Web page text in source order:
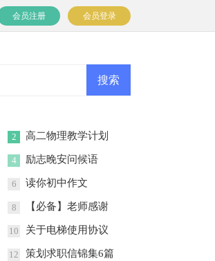
会员登录
会员注册
2
高二物理教学计划
范文汇编八篇
4 励志晚安问候语
6 读你初中作文
8
【必备】老师感谢
信集锦4篇
10
关于电梯使用协议
书三篇
12 策划求职信锦集6篇